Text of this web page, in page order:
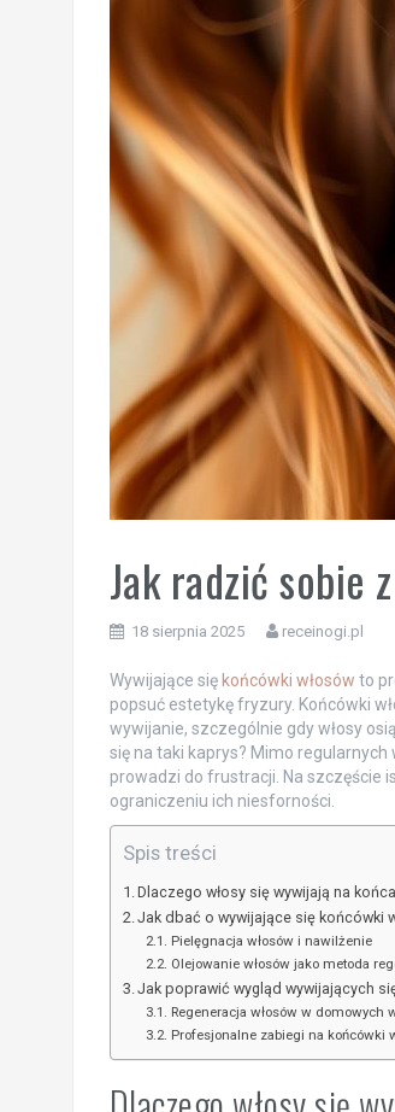
Jak radzić sobie
18 sierpnia 2025 receinogi.pl
Wywijające się końcówki włosów to
popsuć estetykę fryzury. Końcówki
wywijanie, szczególnie gdy włosy
się na taki kaprys? Mimo
prowadzi do frustracji. Na szczęście
ograniczeniu ich niesforności.
Spis treści
Dlaczego włosy się wywijają na
Jak dbać o wywijające się końcówki
Pielęgnacja włosów i nawilżenie
Olejowanie włosów jako metoda
Jak poprawić wygląd wywijających
Regeneracja włosów w domowych
Profesjonalne zabiegi na końcówki